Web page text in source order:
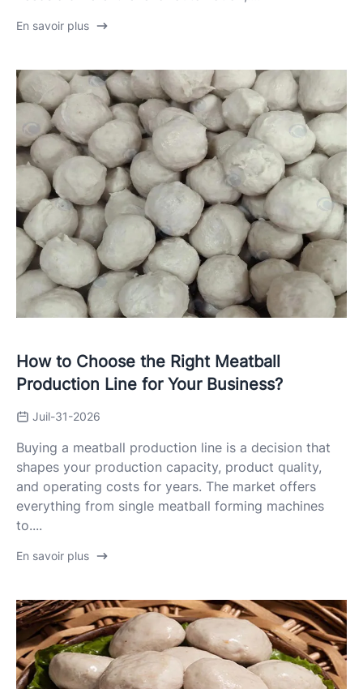
En savoir plus
How to Choose the Right Meatball
Production Line for Your Business?
Juil-31-2026
Buying a meatball production line is a decision that
shapes your production capacity, product quality,
and operating costs for years. The market offers
everything from single meatball forming machines
to....
En savoir plus